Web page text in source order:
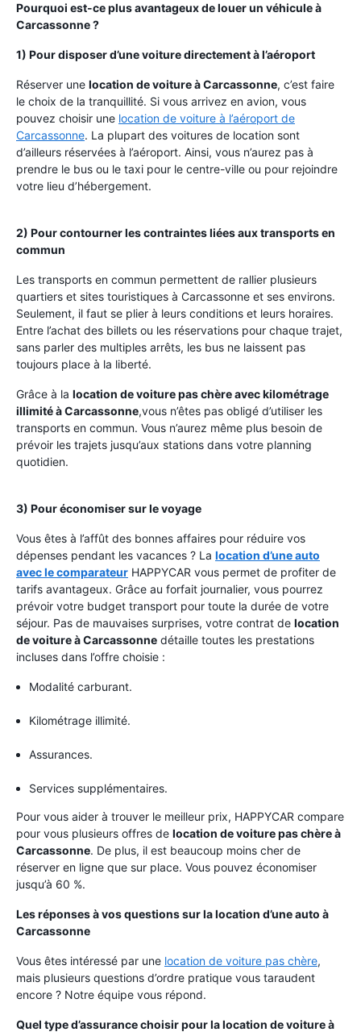
Pourquoi est-ce plus avantageux de louer un véhicule à
Carcassonne ?
1) Pour disposer d’une voiture directement à l’aéroport
Réserver une location de voiture à Carcassonne, c’est faire
le choix de la tranquillité. Si vous arrivez en avion, vous
pouvez choisir une location de voiture à l’aéroport de
Carcassonne. La plupart des voitures de location sont
d’ailleurs réservées à l’aéroport. Ainsi, vous n’aurez pas à
prendre le bus ou le taxi pour le centre-ville ou pour rejoindre
votre lieu d’hébergement.
2) Pour contourner les contraintes liées aux transports en
commun
Les transports en commun permettent de rallier plusieurs
quartiers et sites touristiques à Carcassonne et ses environs.
Seulement, il faut se plier à leurs conditions et leurs horaires.
Entre l’achat des billets ou les réservations pour chaque trajet,
sans parler des multiples arrêts, les bus ne laissent pas
toujours place à la liberté.
Grâce à la location de voiture pas chère avec kilométrage
illimité à Carcassonne,vous n’êtes pas obligé d’utiliser les
transports en commun. Vous n’aurez même plus besoin de
prévoir les trajets jusqu’aux stations dans votre planning
quotidien.
3) Pour économiser sur le voyage
Vous êtes à l’affût des bonnes affaires pour réduire vos
dépenses pendant les vacances ? La location d’une auto
avec le comparateur HAPPYCAR vous permet de profiter de
tarifs avantageux. Grâce au forfait journalier, vous pourrez
prévoir votre budget transport pour toute la durée de votre
séjour. Pas de mauvaises surprises, votre contrat de location
de voiture à Carcassonne détaille toutes les prestations
incluses dans l’offre choisie :
Modalité carburant.
Kilométrage illimité.
Assurances.
Services supplémentaires.
Pour vous aider à trouver le meilleur prix, HAPPYCAR compare
pour vous plusieurs offres de location de voiture pas chère à
Carcassonne. De plus, il est beaucoup moins cher de
réserver en ligne que sur place. Vous pouvez économiser
jusqu’à 60 %.
Les réponses à vos questions sur la location d’une auto à
Carcassonne
Vous êtes intéressé par une location de voiture pas chère,
mais plusieurs questions d’ordre pratique vous taraudent
encore ? Notre équipe vous répond.
Quel type d’assurance choisir pour la location de voiture à